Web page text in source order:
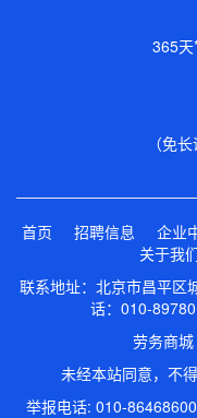
365
（免
首页 招聘信息 企业
关于我
联系地址：北京市昌平
话：010-
劳务商
未经本站同意，不
举报电话: 010-